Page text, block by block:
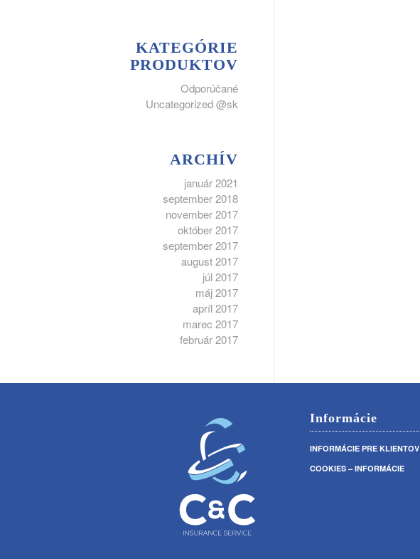
KATEGÓRIE
PRODUKTOV
Odporúčané
Uncategorized @sk
ARCHÍV
január 2021
september 2018
november 2017
október 2017
september 2017
august 2017
júl 2017
máj 2017
apríl 2017
marec 2017
február 2017
Informácie
INFORMÁCIE PRE KLIENTOV
COOKIES – INFORMÁCIE